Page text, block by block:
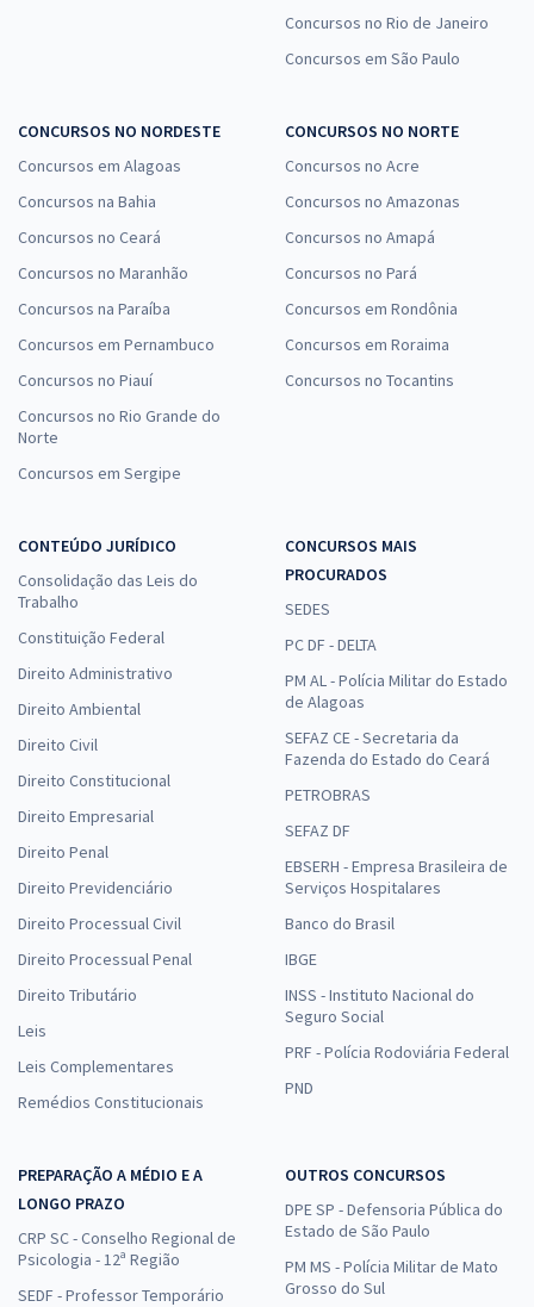
Concursos no Rio de Janeiro
Concursos em São Paulo
CONCURSOS NO NORDESTE
Concursos em Alagoas
Concursos na Bahia
Concursos no Ceará
Concursos no Maranhão
Concursos na Paraíba
Concursos em Pernambuco
Concursos no Piauí
Concursos no Rio Grande do
Norte
Concursos em Sergipe
CONCURSOS NO NORTE
Concursos no Acre
Concursos no Amazonas
Concursos no Amapá
Concursos no Pará
Concursos em Rondônia
Concursos em Roraima
Concursos no Tocantins
CONTEÚDO JURÍDICO
Consolidação das Leis do
Trabalho
Constituição Federal
Direito Administrativo
Direito Ambiental
Direito Civil
Direito Constitucional
Direito Empresarial
Direito Penal
Direito Previdenciário
Direito Processual Civil
Direito Processual Penal
Direito Tributário
Leis
Leis Complementares
Remédios Constitucionais
CONCURSOS MAIS
PROCURADOS
SEDES
PC DF - DELTA
PM AL - Polícia Militar do Estado
de Alagoas
SEFAZ CE - Secretaria da
Fazenda do Estado do Ceará
PETROBRAS
SEFAZ DF
EBSERH - Empresa Brasileira de
Serviços Hospitalares
Banco do Brasil
IBGE
INSS - Instituto Nacional do
Seguro Social
PRF - Polícia Rodoviária Federal
PND
PREPARAÇÃO A MÉDIO E A
LONGO PRAZO
CRP SC - Conselho Regional de
Psicologia - 12ª Região
SEDF - Professor Temporário
OUTROS CONCURSOS
DPE SP - Defensoria Pública do
Estado de São Paulo
PM MS - Polícia Militar de Mato
Grosso do Sul